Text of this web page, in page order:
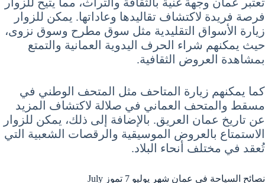
فرصة فريدة لاكتشاف تقاليدها وعاداتها. يمكن للزوار
زيارة الأسواق التقليدية مثل سوق مطرح وسوق نزوى،
حيث يمكنهم شراء الحرف اليدوية العمانية والتمتع
بمشاهدة العروض الثقافية.
كما يمكنهم زيارة المتاحف مثل المتحف الوطني في
مسقط والمتحف العماني في صلالة لاكتشاف المزيد
عن تاريخ عمان العريق. بالإضافة إلى ذلك، يمكن للزوار
الاستمتاع بالعروض الموسيقية والرقصات الشعبية التي
تُعقد في مختلف أنحاء البلاد.
نصائح السياحة في عمان شهر يوليو 7 تموز July